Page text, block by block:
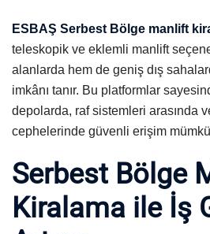
ESBAŞ Serbest Bölge manlift
teleskopik ve eklemli manlift
alanlarda hem de geniş dış
imkânı tanır. Bu platformlar
depolarda, raf sistemleri arasında
cephelerinde güvenli erişim
Serbest Bölge
Kiralama ile İş